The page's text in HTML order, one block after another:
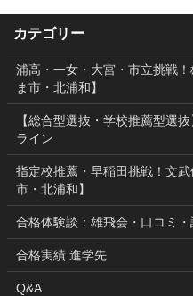
カテゴリー
浦高・一女・大宮・市立挑戦
ま市・北浦和】
【総合型選抜・学校推薦型選
ライン
指定校推薦・早稲田挑戦！文
市・北浦和】
合格体験談：雄飛会・口コミ
合格実績 進学先
Q&A